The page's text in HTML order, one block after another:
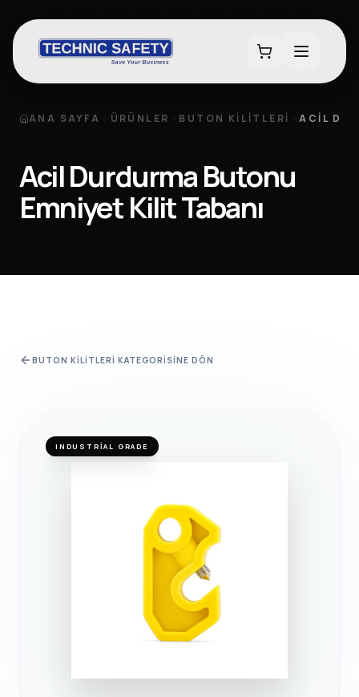
ANA SAYFA ÜRÜNLER BUTON KILITLERI ACIL
Acil Durdurma Butonu
Emniyet Kilit Tabanı
BUTON KILITLERI KATEGORISINE DÖN
INDUSTRIAL GRADE